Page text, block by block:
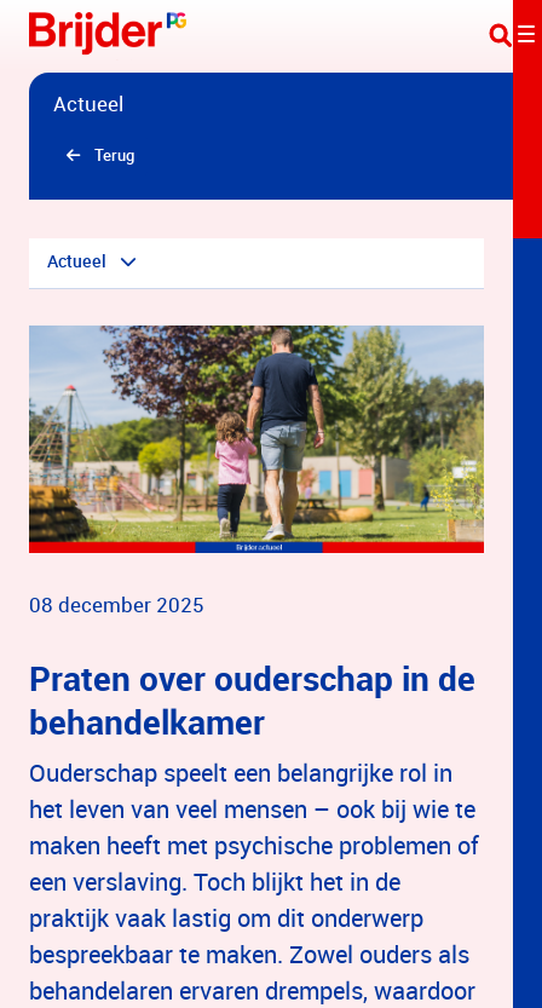
Overslaan en naar hoofdinhoud gaan
Actueel
Terug
Actueel
08 december 2025
Praten over ouderschap in de
behandelkamer
Ouderschap speelt een belangrijke rol in
het leven van veel mensen – ook bij wie te
maken heeft met psychische problemen of
een verslaving. Toch blijkt het in de
praktijk vaak lastig om dit onderwerp
bespreekbaar te maken. Zowel ouders als
behandelaren ervaren drempels, waardoor